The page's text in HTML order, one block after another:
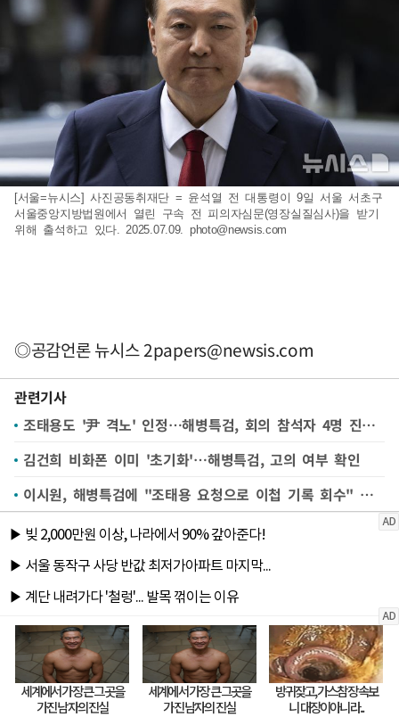
[서울=뉴시스] 사진공동취재단 = 윤석열 전 대통령이 9일 서울 서초구
서울중앙지방법원에서 열린 구속 전 피의자심문(영장실질심사)을 받기
위해 출석하고 있다. 2025.07.09. photo@newsis.com
◎공감언론 뉴시스2papers@newsis.com
관련기사
조태용도 '尹 격노' 인정…해병특검, 회의 참석자 4명 진술 확보
김건희 비화폰 이미 '초기화'…해병특검, 고의 여부 확인
이시원, 해병특검에 "조태용 요청으로 이첩 기록 회수" 진술